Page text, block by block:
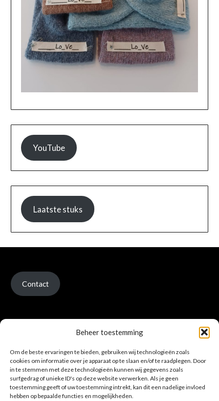
Beheer toestemming
Om de beste ervaringen te bieden, gebruiken wij technologieën zoals
cookies om informatie over je apparaat op te slaan en/of te raadplegen. Door
in te stemmen met deze technologieën kunnen wij gegevens zoals
surfgedrag of unieke ID's op deze website verwerken. Als je geen
toestemming geeft of uw toestemming intrekt, kan dit een nadelige invloed
hebben op bepaalde functies en mogelijkheden.
YouTube
Laatste stuks
Contact
Verzenden en retour